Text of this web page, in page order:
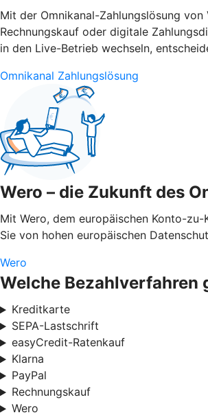
Mit der Omnikanal-Zahlungslösung
Rechnungskauf oder digitale
in den Live-Betrieb wechseln,
Omnikanal Zahlungslösung
Wero – die Zukunft des
Mit Wero, dem europäischen Konto-
Sie von hohen europäischen
Wero
Welche Bezahlverfahren
Kreditkarte
SEPA-Lastschrift
easyCredit-Ratenkauf
Klarna
PayPal
Rechnungskauf
Wero